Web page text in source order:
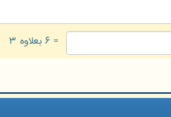
= ۶ بعلاوه ۳